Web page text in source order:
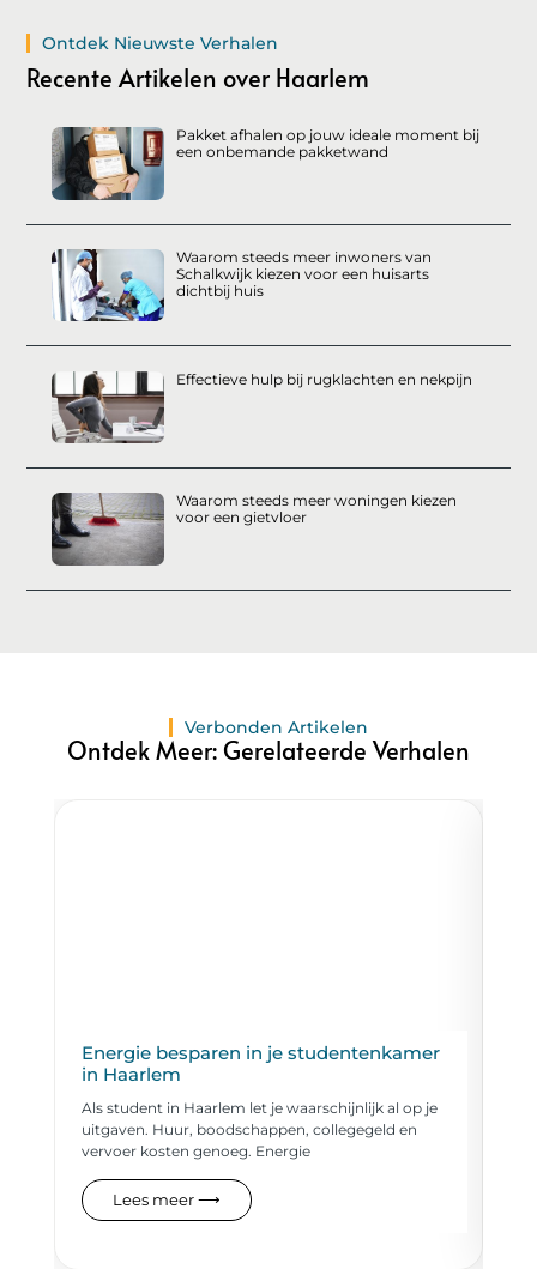
Ontdek Nieuwste Verhalen
Recente Artikelen over Haarlem
Pakket afhalen op jouw ideale moment bij
een onbemande pakketwand
Waarom steeds meer inwoners van
Schalkwijk kiezen voor een huisarts
dichtbij huis
Effectieve hulp bij rugklachten en nekpijn
Waarom steeds meer woningen kiezen
voor een gietvloer
Verbonden Artikelen
Ontdek Meer: Gerelateerde Verhalen
Energie besparen in je studentenkamer
in Haarlem
Als student in Haarlem let je waarschijnlijk al op je
uitgaven. Huur, boodschappen, collegegeld en
vervoer kosten genoeg. Energie
Lees meer ⟶